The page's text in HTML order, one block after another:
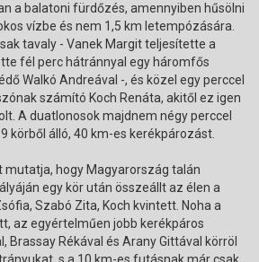
a balatoni fürdőzés, amennyiben hűsölni
vízbe és nem 1,5 km letempózására.
tavaly - Vanek Margit teljesítette a
fél perc hátránnyal egy háromfős
Walkó Andreával -, és közel egy perccel
számító Koch Renáta, akitől ez igen
A duatlonosok majdnem négy perccel
körből álló, 40 km-es kerékpározást.
mutatja, hogy Magyarország talán
egy kör után összeállt az élen a
Szabó Zita, Koch kvintett. Noha a
az egyértelműen jobb kerékpáros
Brassay Rékával és Arany Gittával körröl